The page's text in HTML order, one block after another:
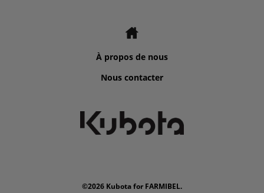
À propos de nous
Nous contacter
©2026 Kubota for FARMIBEL.